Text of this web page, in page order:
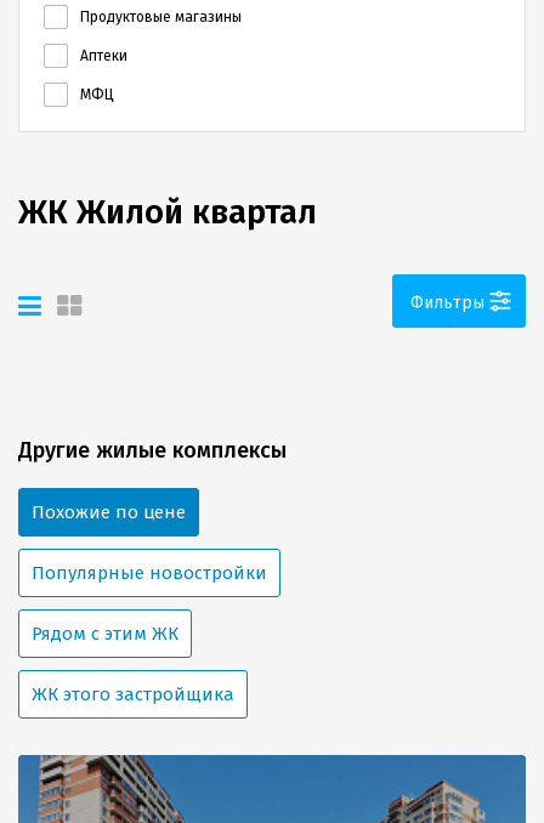
Продуктовые магазины
Аптеки
МФЦ
ЖК Жилой квартал
Фильтры
Другие жилые комплексы
Похожие по цене
Популярные новостройки
Рядом с этим ЖК
ЖК этого застройщика